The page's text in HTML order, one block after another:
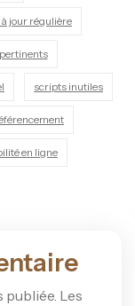
jour régulière
scripts inutiles
en ligne
publiée. Les